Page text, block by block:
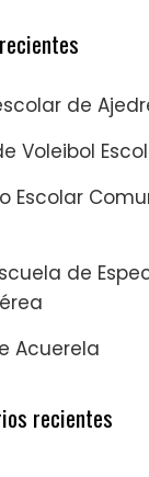
de
Voleibol
Escolar
de
Acuerela
recientes